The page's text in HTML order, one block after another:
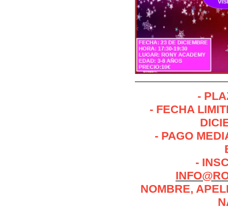
-
- FECHA
- PAGO
-
NOMBRE,